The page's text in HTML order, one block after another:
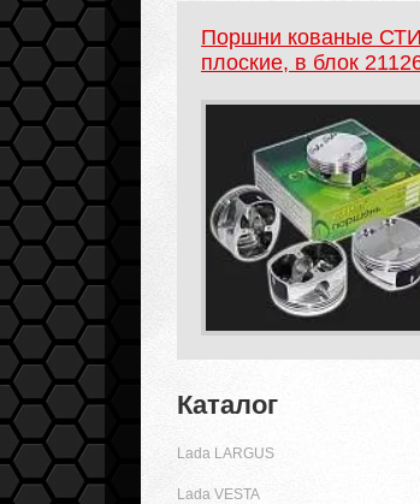
Поршни кованые
плоские, в блок
Каталог
Lada LARGUS
Lada VESTA